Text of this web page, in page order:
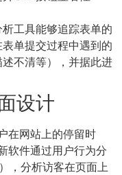
析工具能够追踪表单的
单提交过程中遇到的
不清等），并据此进
设计
在网站上的停留时
软件通过用户行为分
，分析访客在页面上